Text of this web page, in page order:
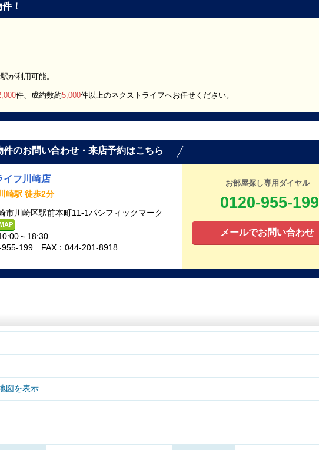
！
が利用可能。
件、成約数約5,000件以上のネクストライフへお任せください。
件のお問い合わせ・来店予約はこちら
イフ川崎店
崎駅 徒歩2分
市川崎区駅前本町11-1パシフィックマーク
～18:30
955-199 FAX：044-201-8918
お部屋探し専用ダイヤル
0120-955-199
メールでお問い合わせ
図を表示